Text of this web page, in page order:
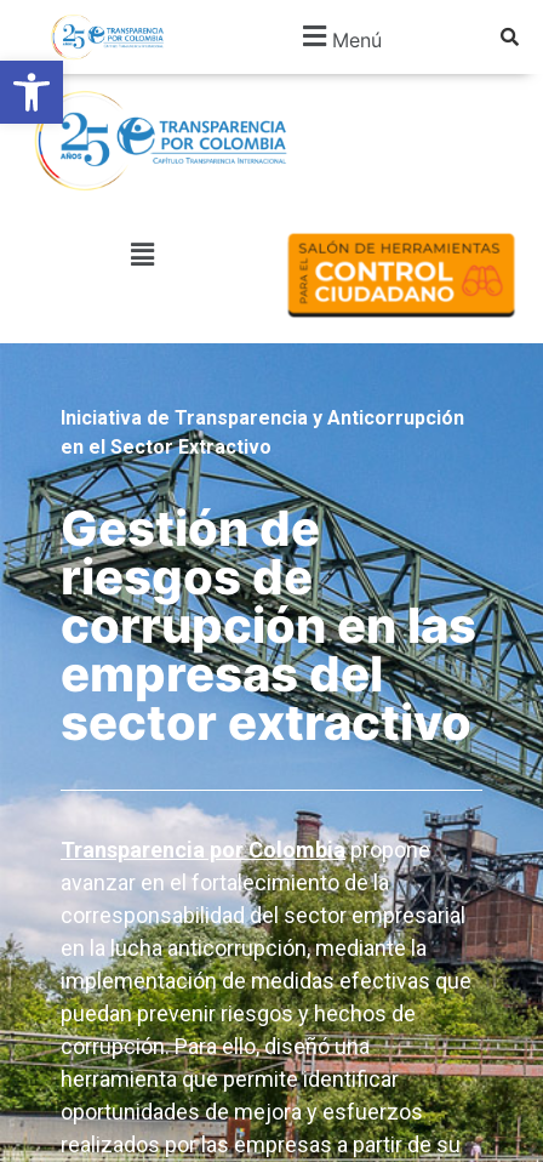
Abrir barra de herramientas
Menú
Iniciativa de Transparencia y Anticorrupción
en el Sector Extractivo
Gestión de
riesgos de
corrupción en las
empresas del
sector extractivo
Transparencia por Colombiapropone
avanzar en el fortalecimiento de la
corresponsabilidad del sector empresarial
en la lucha anticorrupción, mediante la
implementación de medidas efectivas que
puedan prevenir riesgos y hechos de
corrupción. Para ello, diseñó una
herramienta que permite identificar
oportunidades de mejora y esfuerzos
realizados por las empresas a partir de su